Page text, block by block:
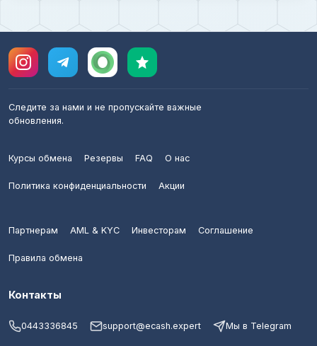
Следите за нами и не пропускайте важные
обновления.
Курсы обмена Резервы FAQ О нас
Политика конфиденциальности Акции
Партнерам AML & KYC Инвесторам Соглашение
Правила обмена
Контакты
0443336845 support@ecash.expert Мы в Telegram